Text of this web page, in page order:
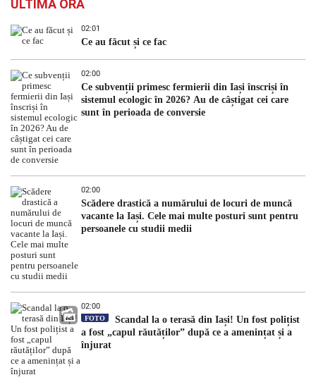
ULTIMA ORĂ
02:01
Ce au făcut și ce fac
02:00
Ce subvenții primesc fermierii din Iași înscriși în
sistemul ecologic în 2026? Au de câștigat cei care
sunt în perioada de conversie
02:00
Scădere drastică a numărului de locuri de muncă
vacante la Iași. Cele mai multe posturi sunt pentru
persoanele cu studii medii
02:00
FOTO
Scandal la o terasă din Iași! Un fost polițist
a fost „capul răutăților” după ce a amenințat și a
înjurat